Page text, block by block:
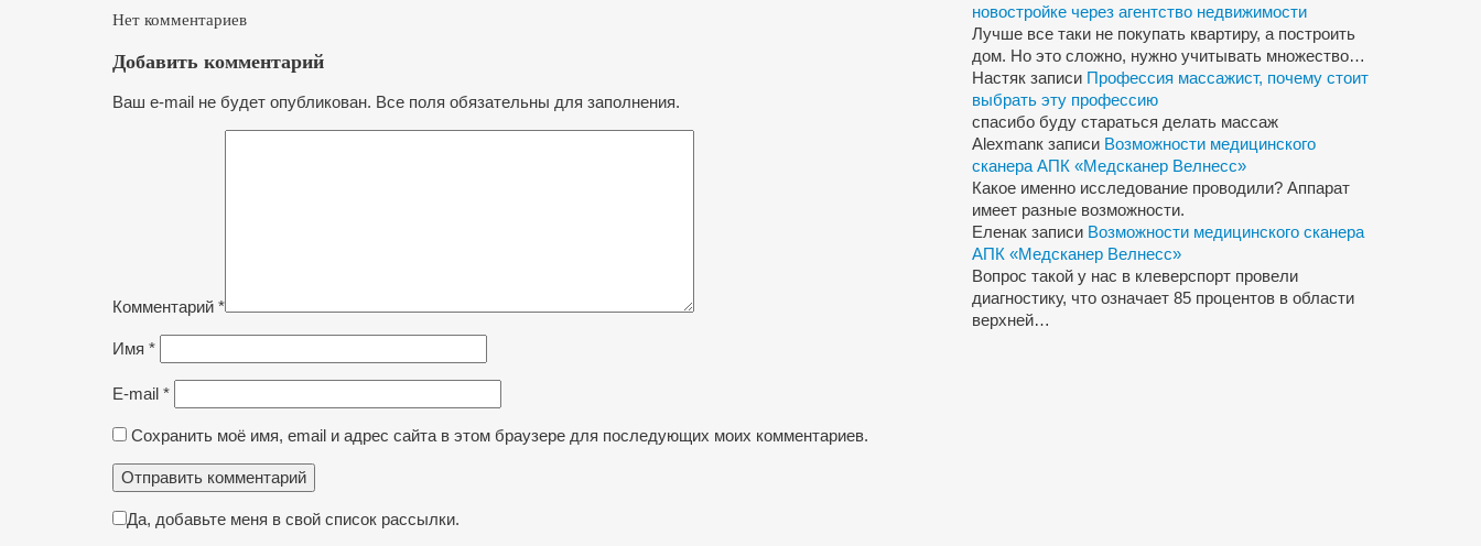
Нет комментариев
Добавить комментарий
Ваш e-mail не будет опубликован. Все поля обязательны для заполнения.
Комментарий *
Имя *
E-mail *
Сохранить моё имя, email и адрес сайта в этом браузере для последующих моих комментариев.
Да, добавьте меня в свой список рассылки.
новостройке через агентство недвижимости
Лучше все таки не покупать квартиру, а построить
дом. Но это сложно, нужно учитывать множество…
Настяк записи Профессия массажист, почему стоит
выбрать эту профессию
спасибо буду стараться делать массаж
Alexmanк записи Возможности медицинского
сканера АПК «Медсканер Велнесс»
Какое именно исследование проводили? Аппарат
имеет разные возможности.
Еленак записи Возможности медицинского сканера
АПК «Медсканер Велнесс»
Вопрос такой у нас в клеверспорт провели
диагностику, что означает 85 процентов в области
верхней…